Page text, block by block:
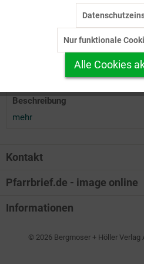
Herunterladen
Auf Ihren Merkzettel setzen
Beschreibung
mehr
Kontakt
Pfarrbrief.de - image online
Informationen
© 2026 Bergmoser + Höller Verlag
Personalisierung
Service
Nur funktionale
Alle Cookies